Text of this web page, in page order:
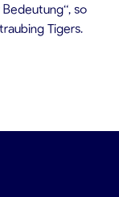
so
Tigers.